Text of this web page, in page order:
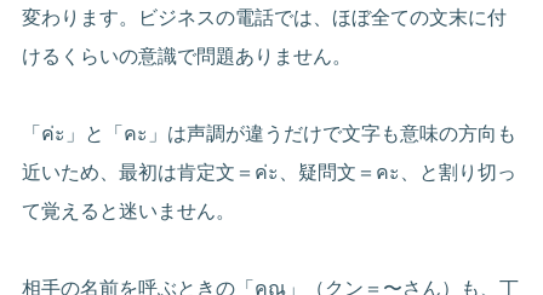
変わります。ビジネスの電話では、ほぼ全ての文末に付
けるくらいの意識で問題ありません。
「ค่ะ」と「คะ」は声調が違うだけで文字も意味の方向も
近いため、最初は肯定文＝ค่ะ、疑問文＝คะ、と割り切っ
て覚えると迷いません。
相手の名前を呼ぶときの「คุณ」（クン＝〜さん）も、丁